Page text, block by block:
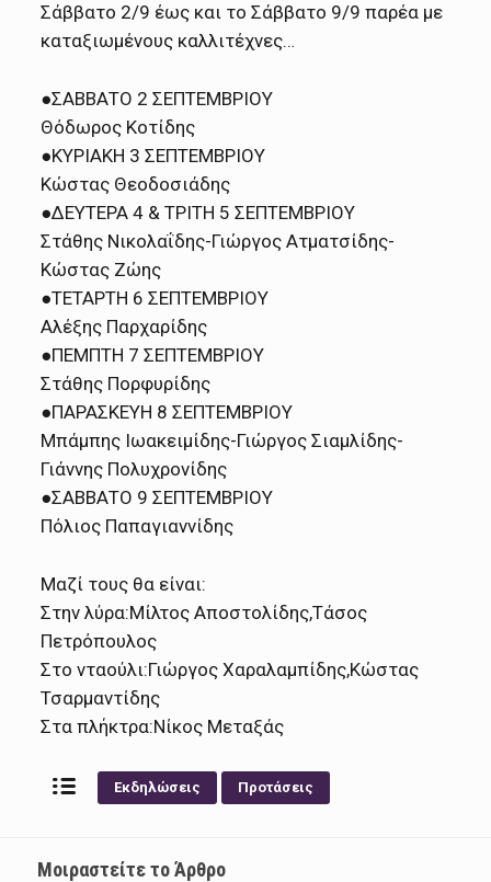
Σάββατο 2/9 έως και το Σάββατο 9/9 παρέα με
καταξιωμένους καλλιτέχνες…
●ΣΑΒΒΑΤΟ 2 ΣΕΠΤΕΜΒΡΙΟΥ
Θόδωρος Κοτίδης
●ΚΥΡΙΑΚΗ 3 ΣΕΠΤΕΜΒΡΙΟΥ
Κώστας Θεοδοσιάδης
●ΔΕΥΤΕΡΑ 4 & ΤΡΙΤΗ 5 ΣΕΠΤΕΜΒΡΙΟΥ
Στάθης Νικολαΐδης-Γιώργος Ατματσίδης-
Κώστας Ζώης
●ΤΕΤΑΡΤΗ 6 ΣΕΠΤΕΜΒΡΙΟΥ
Αλέξης Παρχαρίδης
●ΠΕΜΠΤΗ 7 ΣΕΠΤΕΜΒΡΙΟΥ
Στάθης Πορφυρίδης
●ΠΑΡΑΣΚΕΥΗ 8 ΣΕΠΤΕΜΒΡΙΟΥ
Μπάμπης Ιωακειμίδης-Γιώργος Σιαμλίδης-
Γιάννης Πολυχρονίδης
●ΣΑΒΒΑΤΟ 9 ΣΕΠΤΕΜΒΡΙΟΥ
Πόλιος Παπαγιαννίδης
Μαζί τους θα είναι:
Στην λύρα:Μίλτος Αποστολίδης,Τάσος
Πετρόπουλος
Στο νταούλι:Γιώργος Χαραλαμπίδης,Κώστας
Τσαρμαντίδης
Στα πλήκτρα:Νίκος Μεταξάς
Εκδηλώσεις Προτάσεις
Μοιραστείτε το Άρθρο